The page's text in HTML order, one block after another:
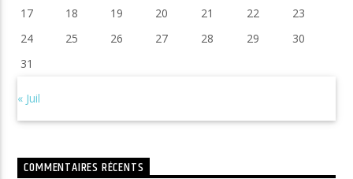
17
18 19 20 21 22
23
24
25 26 27 28 29
30
31
« Juil
COMMENTAIRES RÉCENTS